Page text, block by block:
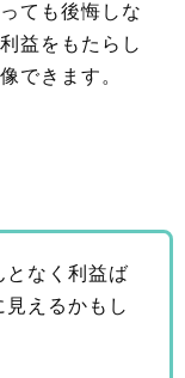
ても後悔しな
益をもたらし
できます。
となく利益ば
えるかもし